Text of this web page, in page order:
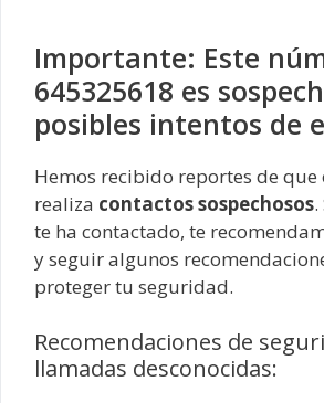
Importante: Este
645325618 es
posibles intentos de
Hemos recibido reportes de que
realiza contactos sospechosos
te ha contactado, te
y seguir algunos
proteger tu seguridad.
Recomendaciones de
llamadas desconocidas: